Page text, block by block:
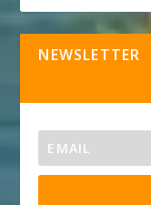
NEWSLETTER